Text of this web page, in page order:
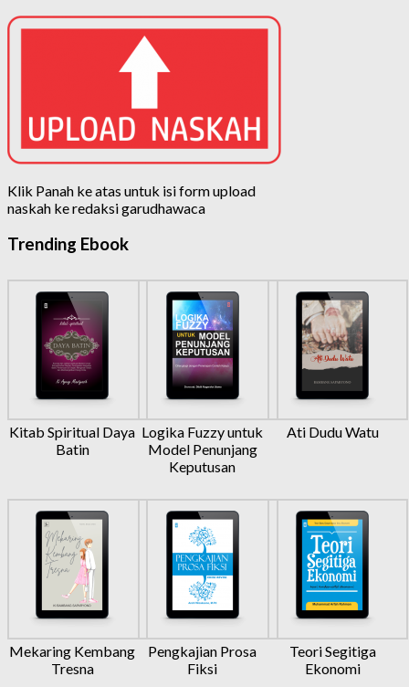
Klik Panah ke atas untuk isi form upload
naskah ke redaksi garudhawaca
Trending Ebook
Kitab Spiritual Daya
Batin
Logika Fuzzy untuk
Model Penunjang
Keputusan
Ati Dudu Watu
Mekaring Kembang
Tresna
Pengkajian Prosa
Fiksi
Teori Segitiga
Ekonomi